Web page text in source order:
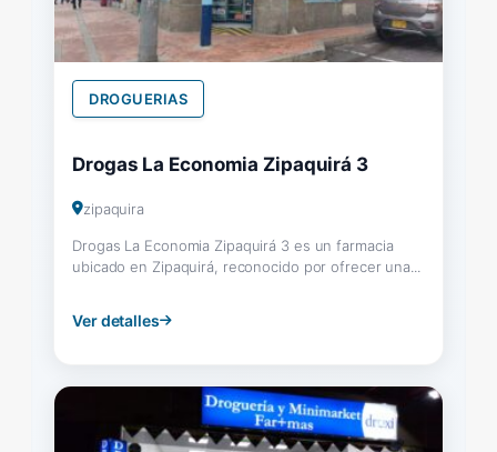
DROGUERIAS
Drogas La Economia Zipaquirá 3
zipaquira
Drogas La Economia Zipaquirá 3 es un farmacia
ubicado en Zipaquirá, reconocido por ofrecer una...
Ver detalles